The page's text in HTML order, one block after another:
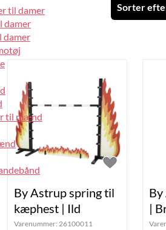
til damer
damer
damer
til mænd
Sorter
Pris
Pris
By Astrup spring til
kæphest | Ild
Varenummer: 26100011
|